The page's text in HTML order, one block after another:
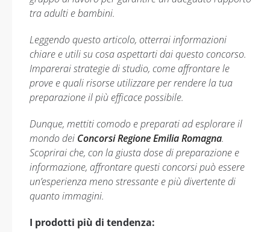
tra adulti e bambini.
Leggendo questo articolo, otterrai informazioni
chiare e utili su cosa aspettarti dai questo concorso.
Imparerai strategie di studio, come affrontare le
prove e quali risorse utilizzare per rendere la tua
preparazione il più efficace possibile.
Dunque, mettiti comodo e preparati ad esplorare il
mondo dei Concorsi Regione Emilia Romagna.
Scoprirai che, con la giusta dose di preparazione e
informazione, affrontare questi concorsi può essere
un’esperienza meno stressante e più divertente di
quanto immagini.
I prodotti più di tendenza: